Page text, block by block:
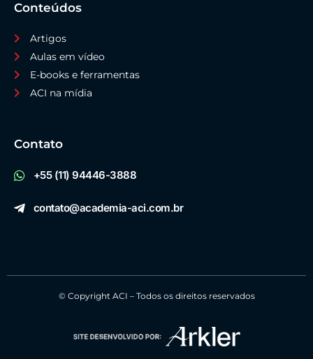
Conteúdos
Artigos
Aulas em vídeo
E-books e ferramentas
ACI na mídia
Contato
+55 (11) 94446-3888
contato@academia-aci.com.br
© Copyright ACI – Todos os direitos reservados